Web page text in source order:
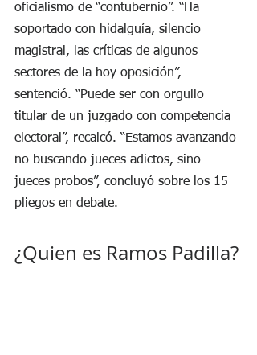
oficialismo de “contubernio”. “Ha
soportado con hidalguía, silencio
magistral, las críticas de algunos
sectores de la hoy oposición”,
sentenció. “Puede ser con orgullo
titular de un juzgado con competencia
electoral”, recalcó. “Estamos avanzando
no buscando jueces adictos, sino
jueces probos”, concluyó sobre los 15
pliegos en debate.
¿Quien es Ramos Padilla?